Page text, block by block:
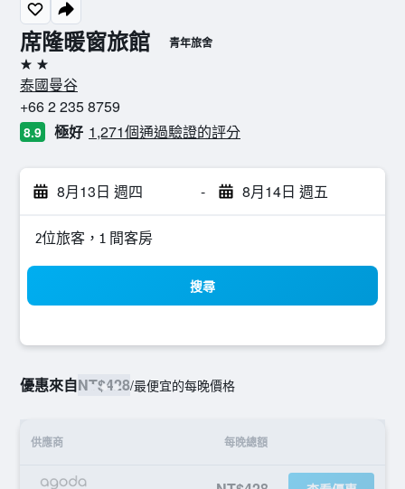
席隆暖窗旅館 青年旅舍
2星級
泰國曼谷
+66 2 235 8759
8.9 極好 1,271個通過驗證的評分
8月13日 週四 - 8月14日 週五
2位旅客，1 間客房
搜尋
優惠來自NT$428/最便宜的每晚價格
供應商 每晚總額